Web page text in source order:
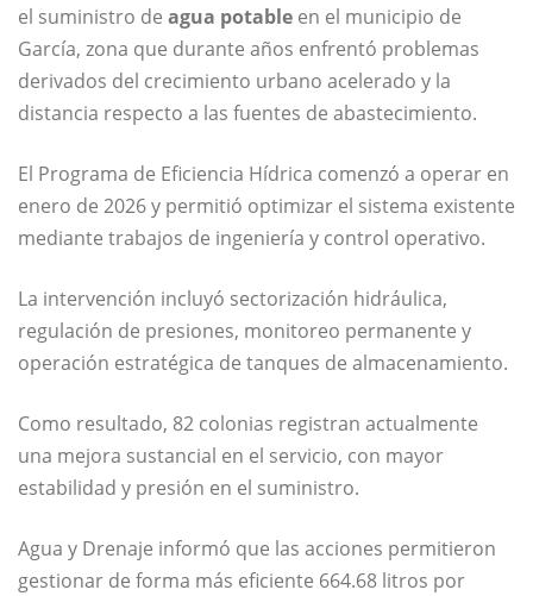
el suministro de agua potable en el municipio de
García, zona que durante años enfrentó problemas
derivados del crecimiento urbano acelerado y la
distancia respecto a las fuentes de abastecimiento.
El Programa de Eficiencia Hídrica comenzó a operar en
enero de 2026 y permitió optimizar el sistema existente
mediante trabajos de ingeniería y control operativo.
La intervención incluyó sectorización hidráulica,
regulación de presiones, monitoreo permanente y
operación estratégica de tanques de almacenamiento.
Como resultado, 82 colonias registran actualmente
una mejora sustancial en el servicio, con mayor
estabilidad y presión en el suministro.
Agua y Drenaje informó que las acciones permitieron
gestionar de forma más eficiente 664.68 litros por